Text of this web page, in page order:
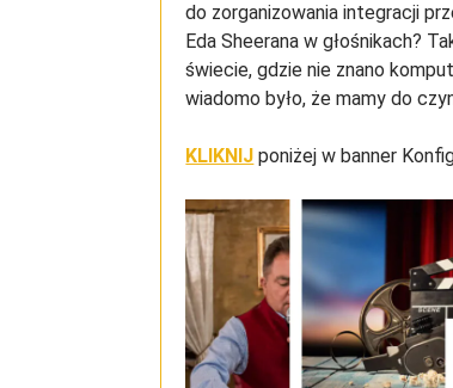
do zorganizowania integracji
Eda Sheerana w głośnikach?
świecie, gdzie nie znano
wiadomo było, że mamy do
KLIKNIJ poniżej w banner